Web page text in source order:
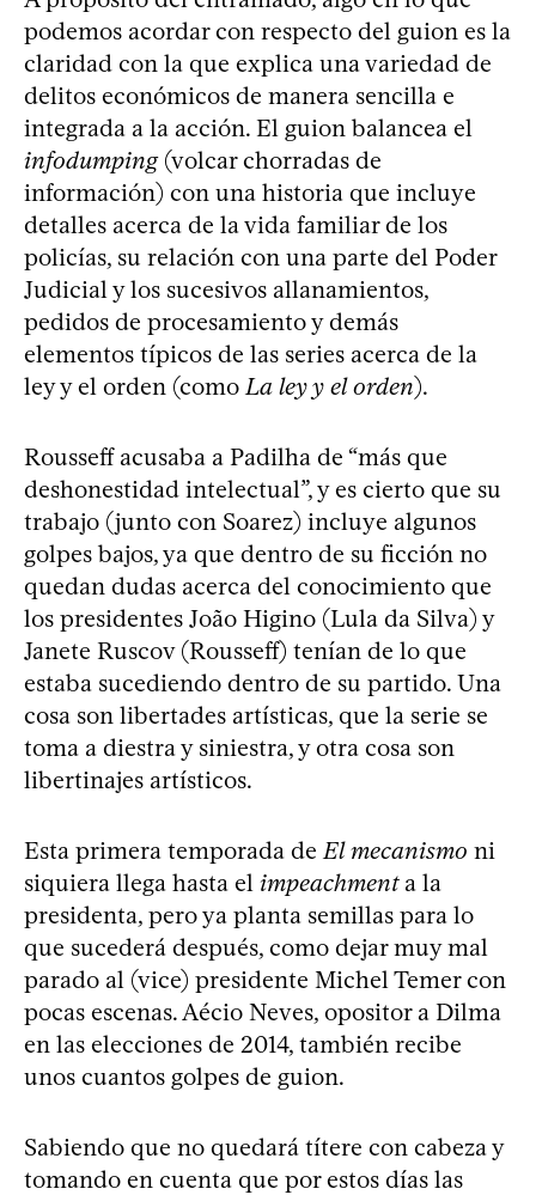
podemos acordar con respecto del guion es la
claridad con la que explica una variedad de
delitos económicos de manera sencilla e
integrada a la acción. El guion balancea el
infodumping(volcar chorradas de
información) con una historia que incluye
detalles acerca de la vida familiar de los
policías, su relación con una parte del Poder
Judicial y los sucesivos allanamientos,
pedidos de procesamiento y demás
elementos típicos de las series acerca de la
ley y el orden (como La ley y el orden).
Rousseff acusaba a Padilha de “más que
deshonestidad intelectual”, y es cierto que su
trabajo (junto con Soarez) incluye algunos
golpes bajos, ya que dentro de su ficción no
quedan dudas acerca del conocimiento que
los presidentes João Higino (Lula da Silva) y
Janete Ruscov (Rousseff) tenían de lo que
estaba sucediendo dentro de su partido. Una
cosa son libertades artísticas, que la serie se
toma a diestra y siniestra, y otra cosa son
libertinajes artísticos.
Esta primera temporada de El mecanismo ni
siquiera llega hasta el impeachmenta la
presidenta, pero ya planta semillas para lo
que sucederá después, como dejar muy mal
parado al (vice) presidente Michel Temer con
pocas escenas. Aécio Neves, opositor a Dilma
en las elecciones de 2014, también recibe
unos cuantos golpes de guion.
Sabiendo que no quedará títere con cabeza y
tomando en cuenta que por estos días las